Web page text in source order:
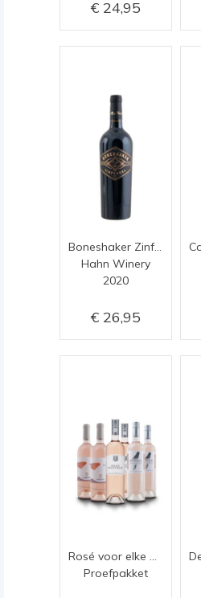
24,95
Boneshaker Zinfandel
Hahn Winery
2020
26,95
Proefpakket